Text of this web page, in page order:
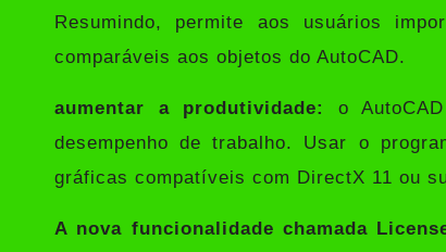
Resumindo, permite aos usuários
comparáveis ​​aos objetos do AutoCAD.
aumentar a produtividade:
o
desempenho de trabalho. Usar o
gráficas compatíveis com DirectX 11 ou
A nova funcionalidade chamada